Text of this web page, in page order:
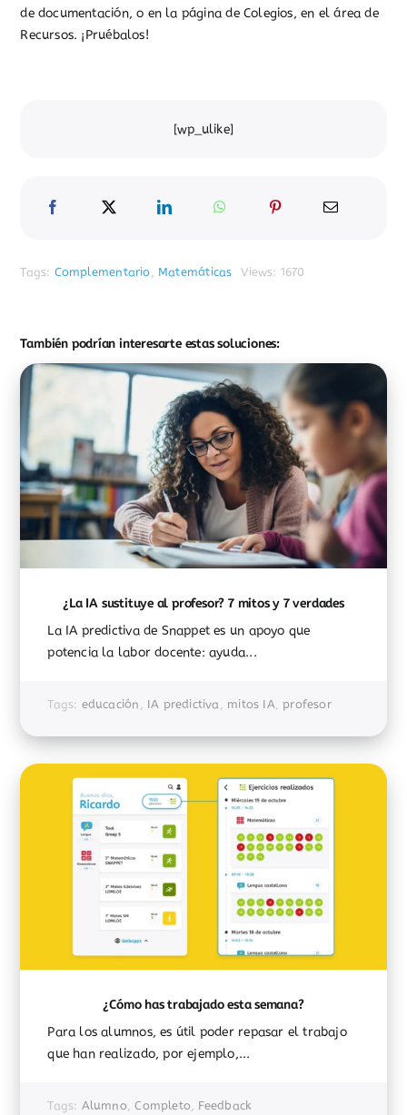
de documentación, o en la página de Colegios, en el área de
Recursos. ¡Pruébalos!
[wp_ulike]
Tags: Complementario, Matemáticas Views: 1670
También podrían interesarte estas soluciones:
¿La IA sustituye al profesor? 7 mitos y 7 verdades
La IA predictiva de Snappet es un apoyo que
potencia la labor docente: ayuda...
Tags: educación, IA predictiva, mitos IA,profesor
¿Cómo has trabajado esta semana?
Para los alumnos, es útil poder repasar el trabajo
que han realizado, por ejemplo,...
Tags: Alumno,Completo, Feedback